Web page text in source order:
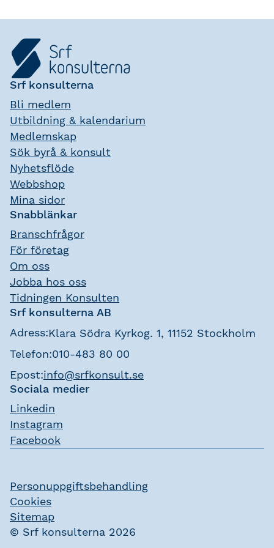
Srf konsulterna
Bli medlem
Utbildning & kalendarium
Medlemskap
Sök byrå & konsult
Nyhetsflöde
Webbshop
Mina sidor
Snabblänkar
Branschfrågor
För företag
Om oss
Jobba hos oss
Tidningen Konsulten
Srf konsulterna AB
Adress:Klara Södra Kyrkog. 1, 11152 Stockholm
Telefon:010-483 80 00
Epost:info@srfkonsult.se
Sociala medier
Linkedin
Instagram
Facebook
Personuppgiftsbehandling
Cookies
Sitemap
© Srf konsulterna 2026